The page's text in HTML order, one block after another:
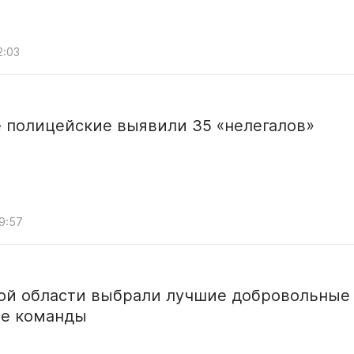
полицейские выявили 35 «нелегалов»
области выбрали лучшие добровольные
команды